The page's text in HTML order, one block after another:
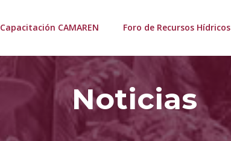
Capacitación CAMAREN Foro de Recursos Hídricos
Noticias